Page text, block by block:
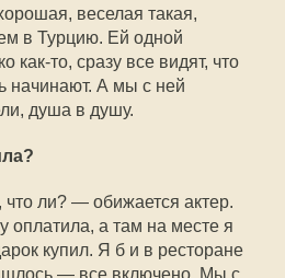
веселая такая,
в Турцию. Ей одной
как-то, сразу все видят, что
начинают. А мы с ней
душа в душу.
ли? — обижается актер.
оплатила, а там на месте я
купил. Я б и в ресторане
— все включено. Мы с